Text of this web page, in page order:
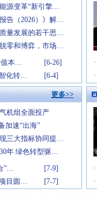
源变革“新引擎…
告（2026）》解…
量发展的若干思…
零和博弈，市场…
值本…
[6-26]
化转… [6-4]
·
·
更多>>
机组全面投产
加速“出海”
三大指标协同提…
年 绿色转型驱…
”…
[7-9]
目圆… [7-7]
·
·